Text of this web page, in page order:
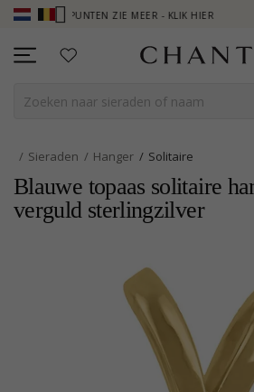
PUNTEN ZIE MEER - KLIK HIER
Sieraden Hanger Solitaire
Blauwe topaas solitaire
verguld sterlingzilver